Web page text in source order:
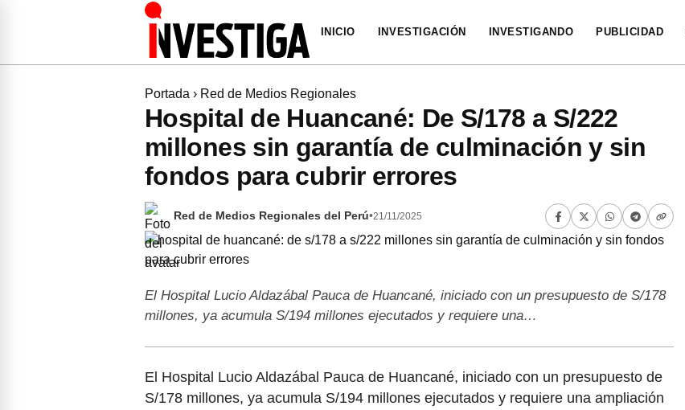
INICIO INVESTIGACIÓN INVESTIGANDO PUBLICIDAD
Portada › Red de Medios Regionales
Hospital de Huancané: De S/178 a S/222
millones sin garantía de culminación y sin
fondos para cubrir errores
Red de Medios Regionales del Perú•21/11/2025
El Hospital Lucio Aldazábal Pauca de Huancané, iniciado con un presupuesto de S/178
millones, ya acumula S/194 millones ejecutados y requiere una…
El Hospital Lucio Aldazábal Pauca de Huancané, iniciado con un presupuesto de
S/178 millones, ya acumula S/194 millones ejecutados y requiere una ampliación